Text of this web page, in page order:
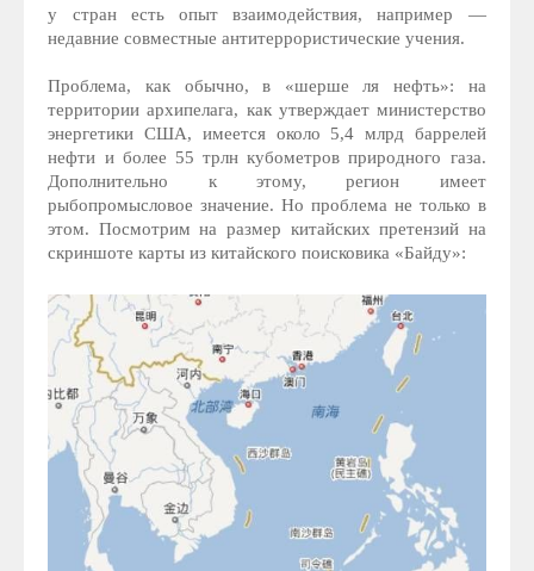
у стран есть опыт взаимодействия, например —
недавние совместные антитеррористические учения.
Проблема, как обычно, в «шерше ля нефть»: на
территории архипелага, как утверждает министерство
энергетики США, имеется около 5,4 млрд баррелей
нефти и более 55 трлн кубометров природного газа.
Дополнительно к этому, регион имеет
рыбопромысловое значение. Но проблема не только в
этом. Посмотрим на размер китайских претензий на
скриншоте карты из китайского поисковика «Байду»: